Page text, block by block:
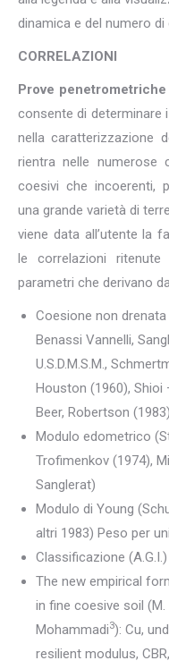
dinamica e del numero di
CORRELAZIONI
Prove penetrometriche
consente di determinare
nella caratterizzazione
rientra nelle numerose
coesivi che incoerenti,
una grande varietà di
viene data all’utente la
le correlazioni
parametri che derivano
Coesione non drenata
Benassi Vannelli,
U.S.D.M.S.M.,
Houston (1960), Shioi
Beer, Robertson
Modulo edometrico
Trofimenkov (1974),
Sanglerat)
Modulo di Young
altri 1983) Peso per
Classificazione (A.G.I.)
The new empirical
in fine coesive soil
Mohammadi3): Cu,
resilient modulus,